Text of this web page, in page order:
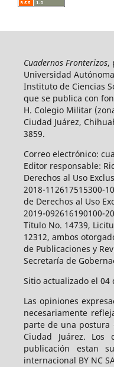
Cuadernos Fronterizos,
Universidad
Instituto de Ciencias
que se publica con
H. Colegio Militar
Ciudad Juárez,
3859.
Correo electrónico:
Editor responsable:
Derechos al Uso
2018-112617515300-
de Derechos al Uso
2019-092616190100-
Título No. 14739,
12312, ambos
de Publicaciones y
Secretaría de
Sitio actualizado el 04
Las opiniones
necesariamente
parte de una postura
Ciudad Juárez.
publicación estan
internacional BY NC